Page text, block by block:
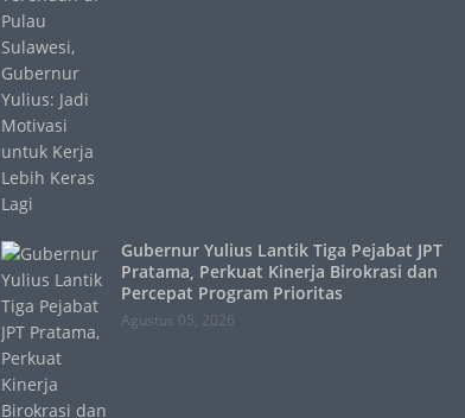
Gubernur Yulius Lantik Tiga Pejabat JPT
Pratama, Perkuat Kinerja Birokrasi dan
Percepat Program Prioritas
Agustus 05, 2026